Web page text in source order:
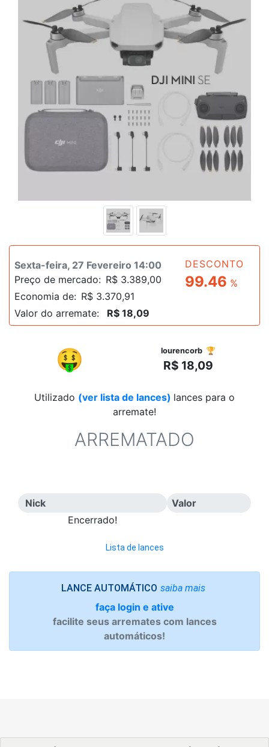
Sexta-feira, 27 Fevereiro 14:00
Preço de mercado: R$ 3.389,00
Economia de: R$ 3.370,91
Valor do arremate:
R$ 18,09
DESCONTO
99.46 %
🤑 lourencorb 🏆
R$ 18,09
Utilizado (ver lista de lances) lances para o
arremate!
ARREMATADO
Nick
Valor
Encerrado!
Lista de lances
LANCE AUTOMÁTICO saiba mais
faça login e ative
facilite seus arremates com lances
automáticos!